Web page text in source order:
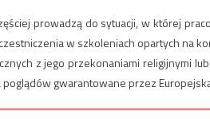
prowadzą do sytuacji, w której
w szkoleniach opartych na
z jego przekonaniami religijnymi
gwarantowane przez